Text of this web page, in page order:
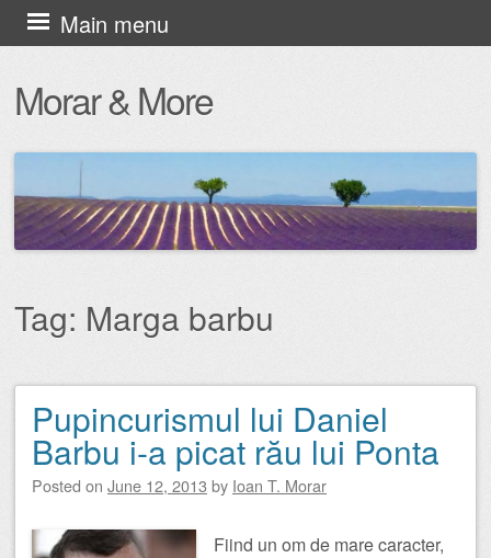
Morar & More
Main menu
Skip
to
content
Tag: Marga barbu
Post navigation
Pupincurismul lui Daniel
Barbu i-a picat rău lui Ponta
Posted on June 12, 2013 by Ioan T. Morar
Fiind un om de mare caracter,